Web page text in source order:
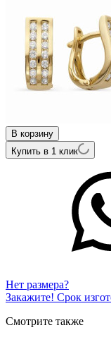
В корзину
Купить в 1 клик
Нет размера?
Закажите! Срок
Смотрите также